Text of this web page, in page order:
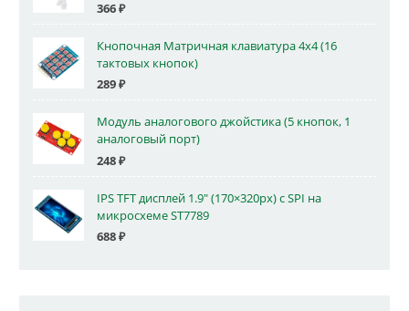
366₽
Кнопочная Матричная клавиатура 4x4 (16
тактовых кнопок)
289₽
Модуль аналогового джойстика (5 кнопок, 1
аналоговый порт)
248₽
IPS TFT дисплей 1.9" (170×320px) с SPI на
микросхеме ST7789
688₽